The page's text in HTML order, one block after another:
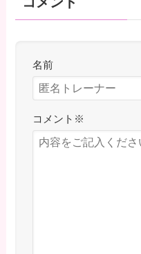
名前
コメント ※